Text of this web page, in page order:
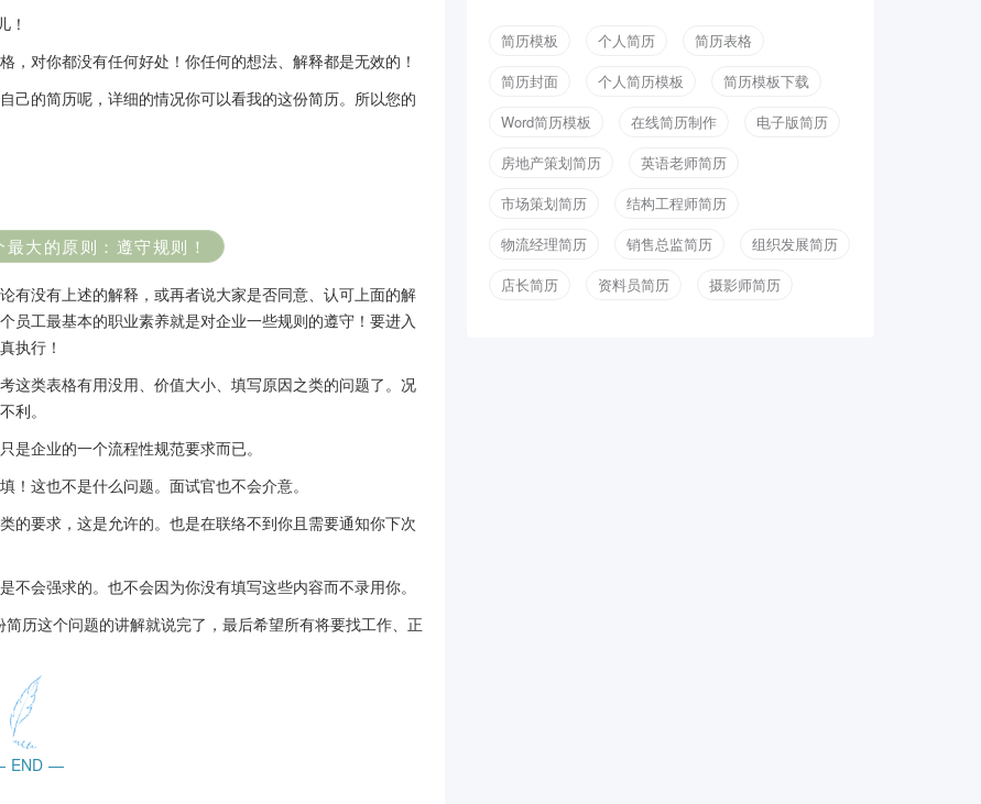
！
对你都没有任何好处！你任何的想法、解释都是无效的！
己的简历呢，详细的情况你可以看我的这份简历。所以您的
大的原则：遵守规则！
有没有上述的解释，或再者说大家是否同意、认可上面的解
员工最基本的职业素养就是对企业一些规则的遵守！要进入
执行！
这类表格有用没用、价值大小、填写原因之类的问题了。况
利。
是企业的一个流程性规范要求而已。
这也不是什么问题。面试官也不会介意。
的要求，这是允许的。也是在联络不到你且需要通知你下次
会强求的。也不会因为你没有填写这些内容而不录用你。
历这个问题的讲解就说完了，最后希望所有将要找工作、正
END —
简历模板 个人简历
简历表格
简历封面
个人简历模板
简历模板下载
Word简历模板
在线简历制作
电子版简历
房地产策划简历
英语老师简历
市场策划简历
结构工程师简历
物流经理简历
销售总监简历
组织发展简历
店长简历
资料员简历 摄影师简历